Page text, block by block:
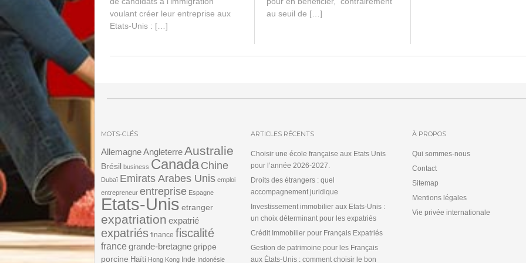
voulant créer leur entreprise aux
Etats-Unis : […]
au seuil de […]
MOTS-CLÉS
AllemagneAngleterreAustralie
Brésil business CanadaChine
Dubaï Emirats Arabes Unis emploi
entrepreneur entreprise Espagne
Etats-Unis etranger
expatriation expatrié
expatriés finance fiscalité
france grande-bretagnegrippe
porcine Haïti Hong Kong Inde Indonésie
ARTICLES RÉCENTS
Choisir une école française aux Etats Unis
pour l’année 2026-2027.
Droits des étrangers : quel
accompagnement juridique
Investissement immobilier aux Etats-Unis :
un choix déterminant pour les expatriés
Crédit Immobilier pour Français Expatriés
Gestion de patrimoine pour les Français
aux États-Unis : comment choisir le bon
À PROPOS
Qui sommes-nous
Contact
Sitemap
Mentions légales
Vie privée internationale